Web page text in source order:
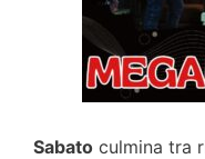
Sabato culmina tra